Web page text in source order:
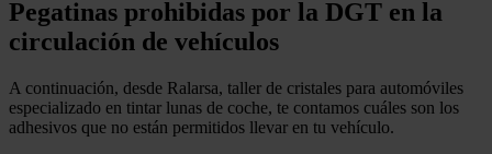
Pegatinas prohibidas por la DGT en la
circulación de vehículos
A continuación, desde Ralarsa, taller de cristales para automóviles
especializado en tintar lunas de coche, te contamos cuáles son los
adhesivos que no están permitidos llevar en tu vehículo.